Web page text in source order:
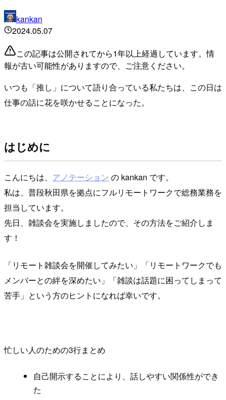
kankan
2024.05.07
この記事は公開されてから1年以上経過しています。情
報が古い可能性がありますので、ご注意ください。
いつも「推し」について語り合っている私たちは、この日は
仕事の話に花を咲かせることになった。
はじめに
こんにちは、 アノテーション の kankan です。
私は、普段秋田県を拠点にフルリモートワークで総務業務を
担当しています。
先日、雑談会を実施しましたので、その方法をご紹介しま
す！
「リモート雑談会を開催してみたい」「リモートワークでも
メンバーとの絆を深めたい」「雑談は話題に困ってしまって
苦手」という方のヒントになれば幸いです。
忙しい人のための3行まとめ
自己開示することにより、話しやすい関係性ができ
た